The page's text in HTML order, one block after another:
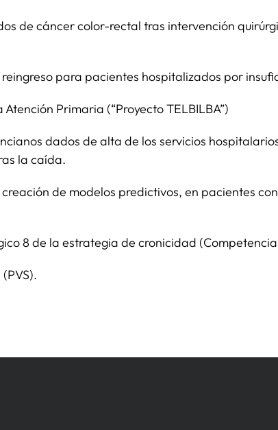
de cáncer color-rectal tras intervención
para pacientes hospitalizados por
Primaria (“Proyecto TELBILBA”)
dados de alta de los servicios
la caída.
de modelos predictivos, en pacientes
8 de la estrategia de cronicidad